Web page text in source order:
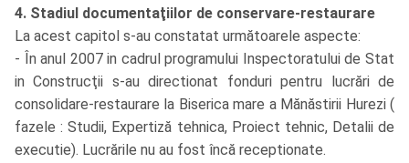
4. Stadiul documentaţiilor de conservare-restaurare
La acest capitol s-au constatat următoarele aspecte:
- În anul 2007 in cadrul programului Inspectoratului de Stat
in Construcţii s-au directionat fonduri pentru lucrări de
consolidare-restaurare la Biserica mare a Mănăstirii Hurezi (
fazele : Studii, Expertiză tehnica, Proiect tehnic, Detalii de
executie). Lucrările nu au fost încă receptionate.